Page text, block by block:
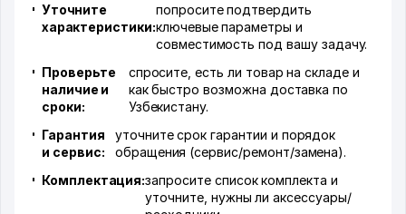
Уточните
характеристики:
попросите подтвердить
ключевые параметры и
совместимость под вашу задачу.
Проверьте
наличие и
сроки:
спросите, есть ли товар на складе и
как быстро возможна доставка по
Узбекистану.
Гарантия
и сервис:
уточните срок гарантии и порядок
обращения (сервис/ремонт/замена).
Комплектация:запросите список комплекта и
уточните, нужны ли аксессуары/